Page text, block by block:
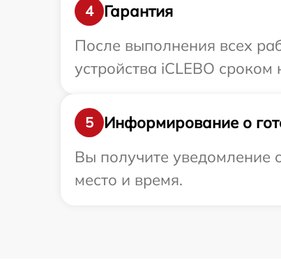
4
Гарантия
После выполнения всех
устройства iCLEBO сроком
5
Информирование о
Вы получите уведомление
место и время.